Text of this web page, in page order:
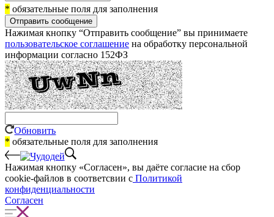
* обязательные поля для заполнения
Отправить сообщение
Нажимая кнопку “Отправить сообщение” вы принимаете
пользовательское соглашение на обработку персональной
информации согласно 152ФЗ
Обновить
* обязательные поля для заполнения
Нажимая кнопку «Согласен», вы даёте cогласие на сбор
cookie-файлов в соответсвии с Политикой
конфиденциальности
Согласен